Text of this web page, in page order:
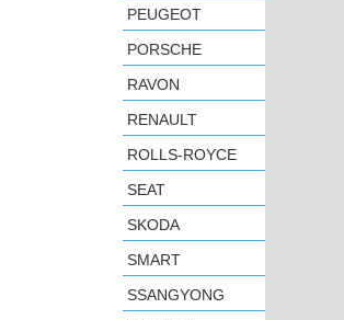
PEUGEOT
PORSCHE
RAVON
RENAULT
ROLLS-ROYCE
SEAT
SKODA
SMART
SSANGYONG